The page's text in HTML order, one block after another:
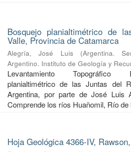
Bosquejo planialtimétrico de
Valle, Provincia de Catamarca
Alegría, José Luis (Argentina.
Argentino. Instituto de Geología y
Levantamiento Topográfico
planialtimétrico de las Juntas del
Argentina, por parte de José Luis
Comprende los ríos Huañomil, Río
Hoja Geológica 4366-IV,